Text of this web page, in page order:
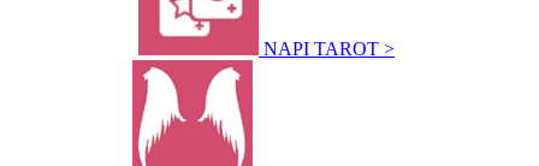
NAPI TAROT >